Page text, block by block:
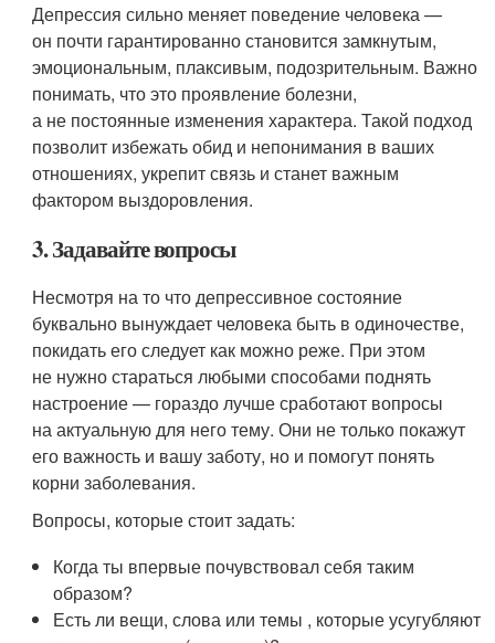
Депрессия сильно меняет поведение человека —
он почти гарантированно становится замкнутым,
эмоциональным, плаксивым, подозрительным. Важно
понимать, что это проявление болезни,
а не постоянные изменения характера. Такой подход
позволит избежать обид и непонимания в ваших
отношениях, укрепит связь и станет важным
фактором выздоровления.
3. Задавайте вопросы
Несмотря на то что депрессивное состояние
буквально вынуждает человека быть в одиночестве,
покидать его следует как можно реже. При этом
не нужно стараться любыми способами поднять
настроение — гораздо лучше сработают вопросы
на актуальную для него тему. Они не только покажут
его важность и вашу заботу, но и помогут понять
корни заболевания.
Вопросы, которые стоит задать:
Когда ты впервые почувствовал себя таким
образом?
Есть ли вещи, слова или темы , которые усугубляют